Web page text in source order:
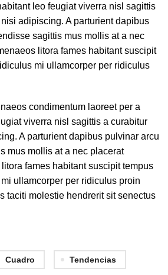
leo feugiat viverra nisl sagittis
adipiscing. A parturient dapibus
sagittis mus mollis at a nec
litora fames habitant suscipit
mi ullamcorper per ridiculus
condimentum laoreet per a
viverra nisl sagittis a curabitur
A parturient dapibus pulvinar arcu
mus mollis at a nec placerat
fames habitant suscipit tempus
ullamcorper per ridiculus proin
taciti molestie hendrerit sit senectus
Cuadro Tendencias